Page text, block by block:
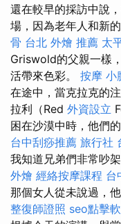
還在較早的採訪中說
場，因為老年人和新
骨 台北 外燴 推薦 太
Griswold的父親一樣
活帶來色彩。 按摩 小
在途中，當克拉克的
拉利（Red 外資設立
困在沙漠中時，他們
台中刮痧推薦 旅行社
我知道兄弟們非常吵
外燴 經絡按摩課程 台
那個女人從未說過，
整復師證照 seo點擊